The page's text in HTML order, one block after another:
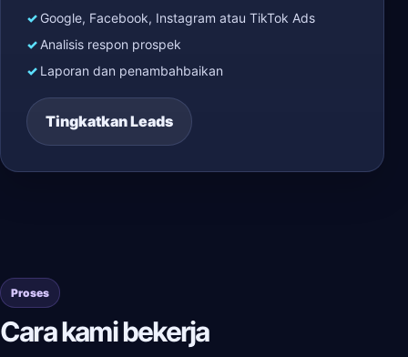
Google, Facebook, Instagram atau TikTok Ads
Analisis respon prospek
Laporan dan penambahbaikan
Tingkatkan Leads
Proses
Cara kami bekerja